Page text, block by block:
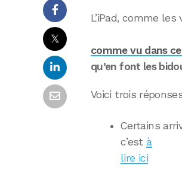
𝕏
L’iPad, comme
comme vu dans
qu’en font les
Voici trois
Certains
c’està
lire ici